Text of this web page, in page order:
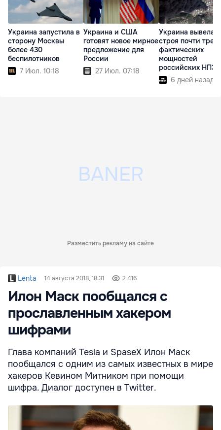
Украина запустила в
сторону Москвы
более 430
беспилотников
7 Июл. 10:18
Украина и США
готовят новое мирное
предложение для
России
27 Июл. 07:18
Украина вывела
строя почти треть
фактических
мощностей
российских НПЗ
6 дней назад
Разместить рекламу на сайте
Lenta 14 августа 2018, 18:31 2 416
Илон Маск пообщался с
прославленным хакером
шифрами
Глава компаний Tesla и SpaseX Илон Маск
пообщался с одним из самых известных в мире
хакеров Кевином Митником при помощи
шифра. Диалог доступен в Twitter.